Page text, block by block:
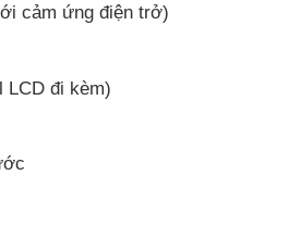
cảm ứng điện trở)
LCD đi kèm)